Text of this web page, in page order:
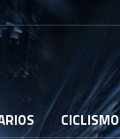
CICLISMO